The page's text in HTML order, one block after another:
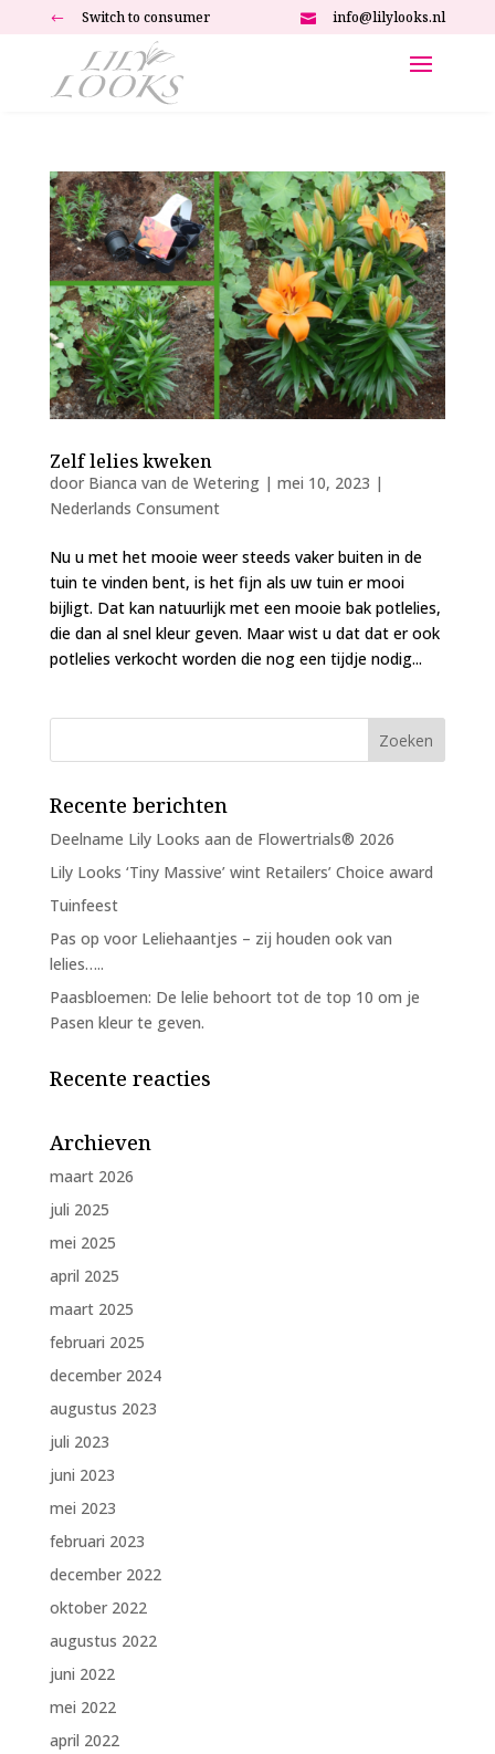
# Switch to consumer  info@lilylooks.nl
Zelf lelies kweken
door Bianca van de Wetering| mei 10, 2023 |
Nederlands Consument
Nu u met het mooie weer steeds vaker buiten in de
tuin te vinden bent, is het fijn als uw tuin er mooi
bijligt. Dat kan natuurlijk met een mooie bak potlelies,
die dan al snel kleur geven. Maar wist u dat dat er ook
potlelies verkocht worden die nog een tijdje nodig...
Recente berichten
Deelname Lily Looks aan de Flowertrials® 2026
Lily Looks ‘Tiny Massive’ wint Retailers’ Choice award
Tuinfeest
Pas op voor Leliehaantjes – zij houden ook van
lelies…..
Paasbloemen: De lelie behoort tot de top 10 om je
Pasen kleur te geven.
Recente reacties
Archieven
maart 2026
juli 2025
mei 2025
april 2025
maart 2025
februari 2025
december 2024
augustus 2023
juli 2023
juni 2023
mei 2023
februari 2023
december 2022
oktober 2022
augustus 2022
juni 2022
mei 2022
april 2022